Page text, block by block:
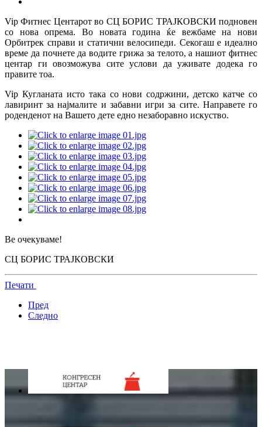
Vip Фитнес Центарот во СЦ БОРИС ТРАЈКОВСКИ подновен
со нова опрема. Во новата година ќе вежбаме на нови
Орбитрек справи и статични велосипеди. Секогаш е идеално
време да почнете да водите грижа за телото, а нашиот фитнес
центар ги овозможува сите услови да уживате додека го
правите тоа.
Vip Кугланата исто така со нови содржини, детско катче со
лавиринт за најмалите и забавни игри за сите. Направете го
роденденот на Вашето дете едно незаборавно искуство.
Ве очекуваме!
СЦ БОРИС ТРАЈКОВСКИ
Печати
Пред
Следно